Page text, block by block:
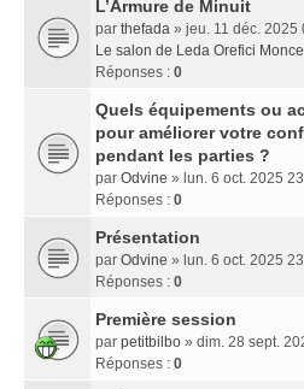
L’Armure de Minuit
par thefada » jeu. 11 déc. 2025
Le salon de Leda Orefici
Réponses : 0
Quels équipements ou
pour améliorer votre
pendant les parties ?
par Odvine » lun. 6 oct. 2025
Réponses : 0
Présentation
par Odvine » lun. 6 oct. 2025
Réponses : 0
Première session
par petitbilbo » dim. 28 sept.
Réponses : 0